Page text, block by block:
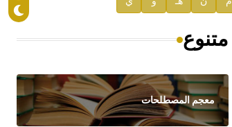
متنوع
معجم المصطلحات